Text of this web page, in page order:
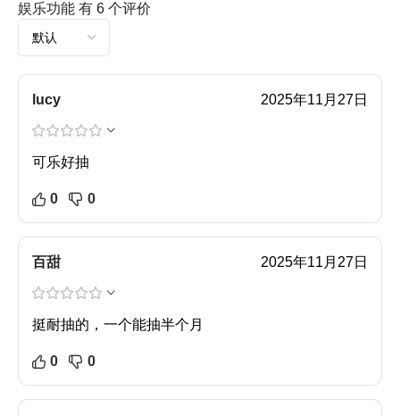
娱乐功能 有 6 个评价
lucy 2025年11月27日
可乐好抽
0 0
百甜 2025年11月27日
挺耐抽的，一个能抽半个月
0 0